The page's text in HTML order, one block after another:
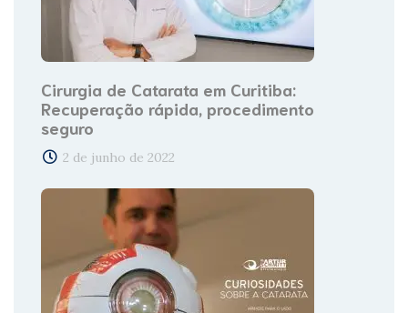
Cirurgia de Catarata em Curitiba:
Recuperação rápida, procedimento
seguro
2 de junho de 2022